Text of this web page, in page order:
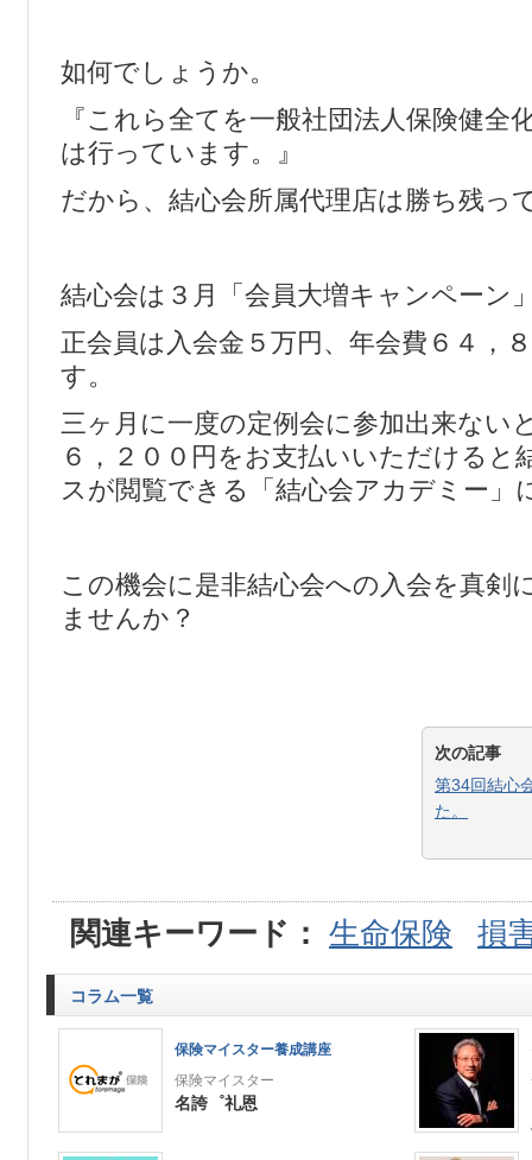
如何でしょうか。
『これら全てを一般社団法人保険健全
は行っています。』
だから、結心会所属代理店は勝ち残っ
結心会は３月「会員大増キャンペーン
正会員は入会金５万円、年会費６４，
す。
三ヶ月に一度の定例会に参加出来ない
６，２００円をお支払いいただけると
スが閲覧できる「結心会アカデミー」
この機会に是非結心会への入会を真剣
ませんか？
次の記事
第34回結心
た。
関連キーワード： 生命保険 損
コラム一覧
保険マイスター養成講座
保険マイスター
名誇゜礼恩